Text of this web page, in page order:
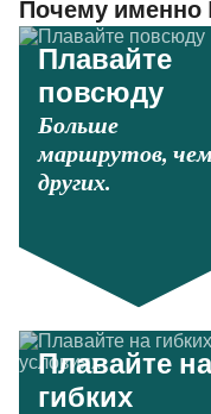
Почему именно
Плавайте
повсюду
Больше
маршрутов,
других.
Плавайте на
гибких